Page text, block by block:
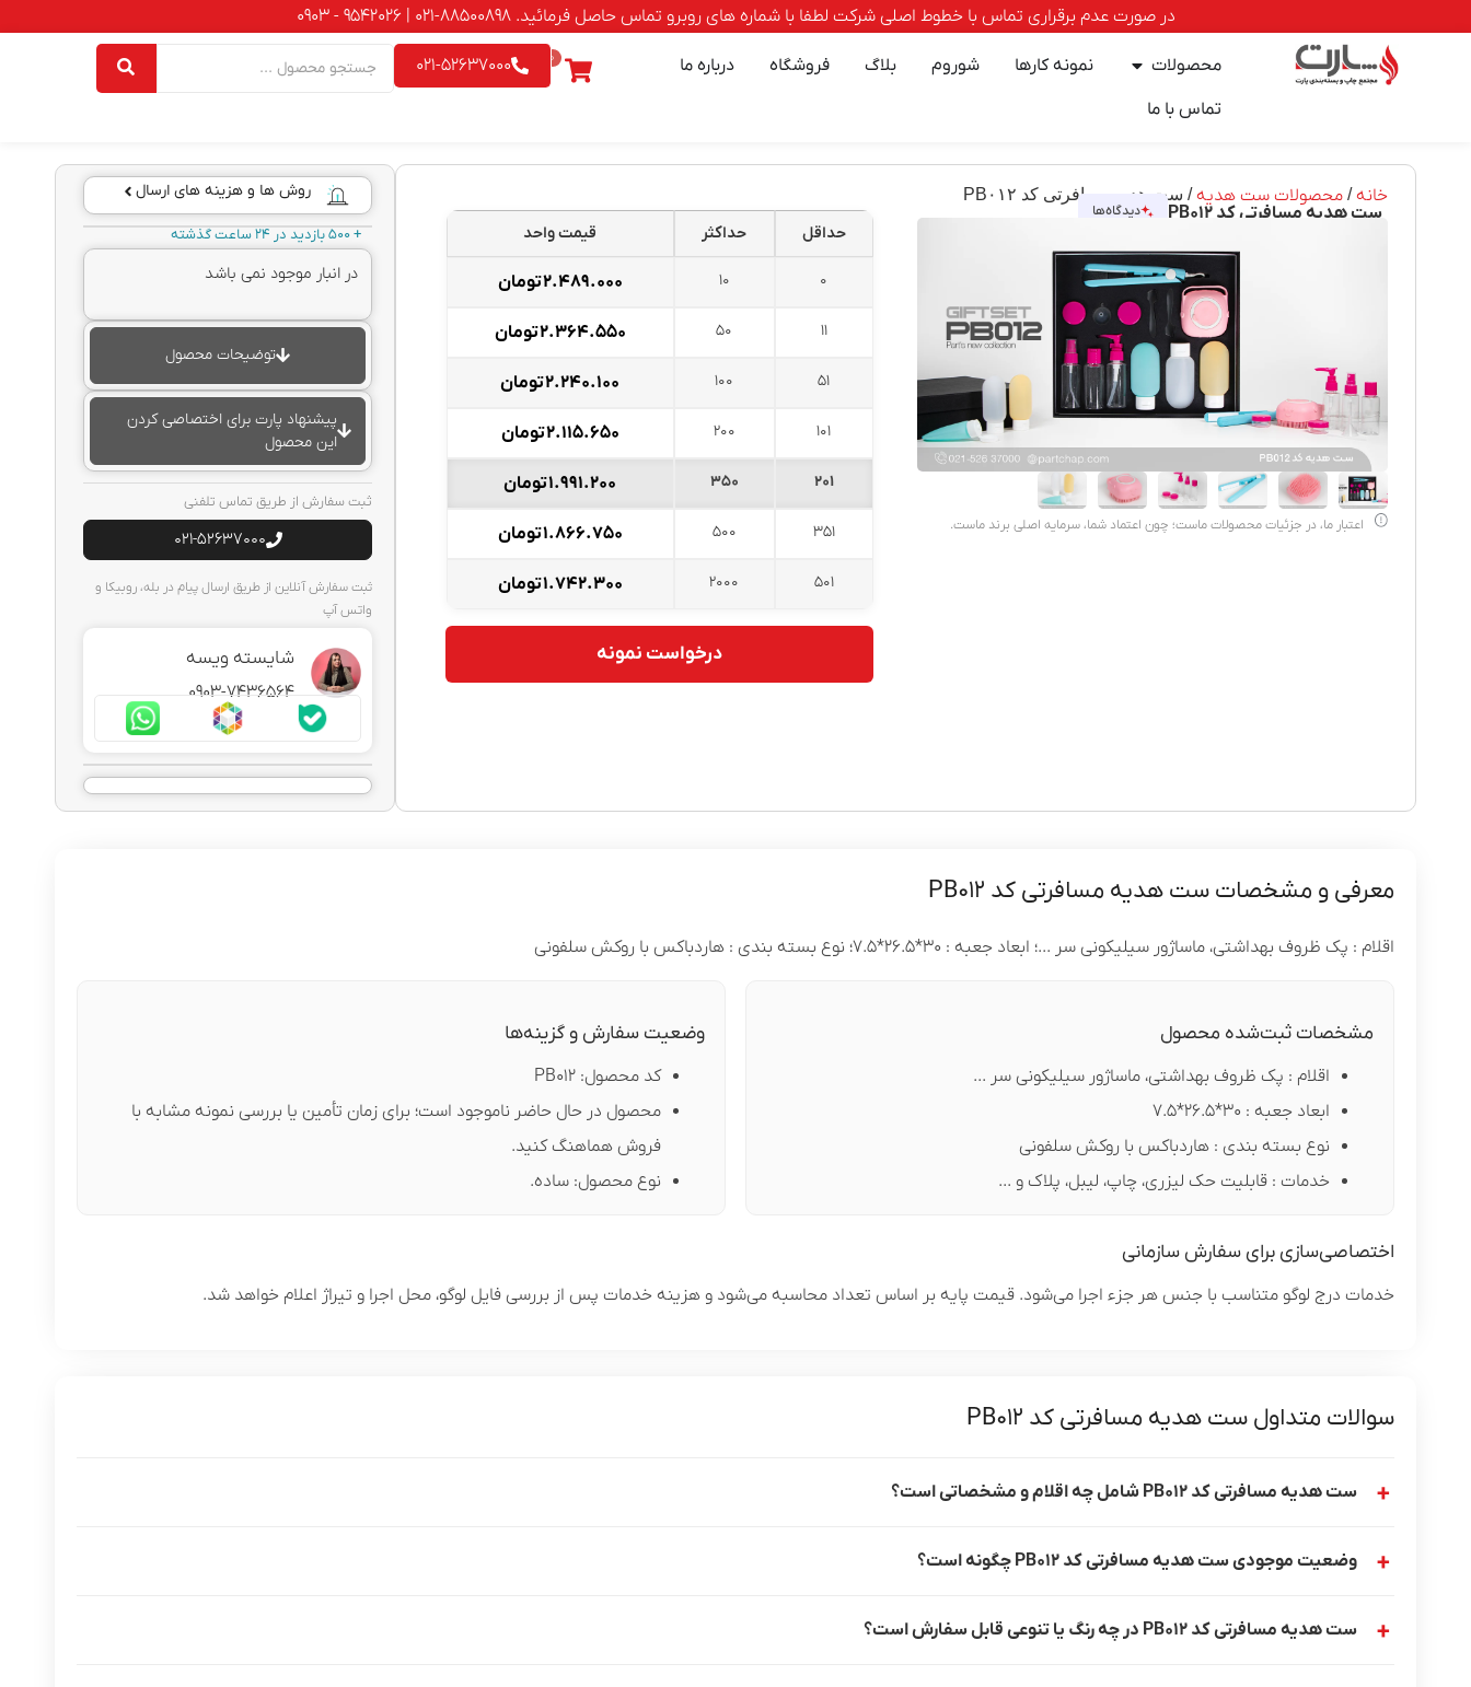
در صورت عدم برقراری تماس با خطوط اصلی شرکت لطفا با شماره های روبرو تماس حاصل فرمائید. 88500898-021 | 9542026 - 0903
محصولات نمونه کارها شوروم بلاگ فروشگاه
درباره ما
تماس با ما
0
021-52637000
خانه/ محصولات ست هدیه/ ست هدیه مسافرتی کد PB۰۱۲
ست هدیه مسافرتی کد PB۰۱۲ دیدگاه‌ها
اعتبار ما، در جزئیات محصولات ماست؛ چون اعتماد شما، سرمایه اصلی برند ماست.
حداقل حداکثر قیمت واحد
0
10 ۲.۴۸۹.۰۰۰تومان
11
50 ۲.۳۶۴.۵۵۰تومان
51
100 ۲.۲۴۰.۱۰۰تومان
101
200 ۲.۱۱۵.۶۵۰تومان
201
350 ۱.۹۹۱.۲۰۰تومان
351
500 ۱.۸۶۶.۷۵۰تومان
501
2000 ۱.۷۴۲.۳۰۰تومان
درخواست نمونه
روش ها و هزینه های ارسال
+ 500 بازدید در 24 ساعت گذشته
در انبار موجود نمی باشد
توضیحات محصول
پیشنهاد پارت برای اختصاصی کردن
این محصول
ثبت سفارش از طریق تماس تلفنی
021-52637000
ثبت سفارش آنلاین از طریق ارسال پیام در بله، روبیکا و
واتس آپ
شایسته ویسه
0903-7436564
معرفی و مشخصات ست هدیه مسافرتی کد PB012
اقلام : پک ظروف بهداشتی، ماساژور سیلیکونی سر ...؛ ابعاد جعبه : 30*26.5*7.5؛ نوع بسته بندی : هاردباکس با روکش سلفونی
مشخصات ثبت‌شده محصول
اقلام : پک ظروف بهداشتی، ماساژور سیلیکونی سر ...
ابعاد جعبه : 30*26.5*7.5
نوع بسته بندی : هاردباکس با روکش سلفونی
خدمات : قابلیت حک لیزری، چاپ، لیبل، پلاک و ...
وضعیت سفارش و گزینه‌ها
کد محصول: PB012
محصول در حال حاضر ناموجود است؛ برای زمان تأمین یا بررسی نمونه مشابه با
فروش هماهنگ کنید.
نوع محصول: ساده.
اختصاصی‌سازی برای سفارش سازمانی
خدمات درج لوگو متناسب با جنس هر جزء اجرا می‌شود. قیمت پایه بر اساس تعداد محاسبه می‌شود و هزینه خدمات پس از بررسی فایل لوگو، محل اجرا و تیراژ اعلام خواهد شد.
سوالات متداول ست هدیه مسافرتی کد PB012
ست هدیه مسافرتی کد PB012 شامل چه اقلام و مشخصاتی است؟
وضعیت موجودی ست هدیه مسافرتی کد PB012 چگونه است؟
ست هدیه مسافرتی کد PB012 در چه رنگ یا تنوعی قابل سفارش است؟